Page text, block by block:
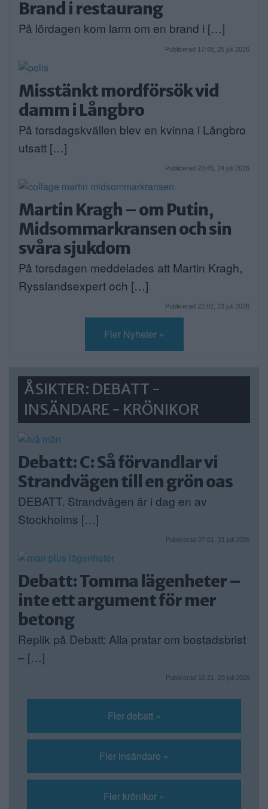
Brand i restaurang
På lördagen kom larm om en brand i […]
Publicerad 17:48, 25 juli 2026
Misstänkt mordförsök vid
damm i Långbro
På torsdagskvällen blev en kvinna i Långbro
utsatt […]
Publicerad 20:45, 24 juli 2026
Martin Kragh – om Putin,
Midsommarkransen och sin
svåra sjukdom
På torsdagen meddelades att Martin Kragh,
Rysslandsexpert och […]
Publicerad 22:02, 23 juli 2026
Fler Nyheter »
ÅSIKTER: DEBATT -
INSÄNDARE - KRÖNIKOR
Debatt: C: Så förvandlar vi
Strandvägen till en grön oas
DEBATT. Strandvägen är i dag en av
Stockholms […]
Publicerad 07:01, 31 juli 2026
Debatt: Tomma lägenheter –
inte ett argument för mer
betong
Replik på Debatt: Alla pratar om bostadsbrist
– […]
Publicerad 10:21, 29 juli 2026
Fler debatt »
Fler insändare »
Fler krönikor »